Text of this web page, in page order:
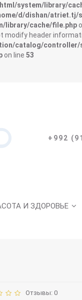
system/library/
d/dishan/
library/cache/file.php
modify header
catalog/controller/
on line 53
+992
И ЗДОРОВЬЕ
Отзывы: 0